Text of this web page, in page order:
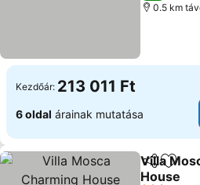
0.5 km
Kezdőár: 213 011 Ft
6 oldal árainak mutatása
Megosztás
Villa
House